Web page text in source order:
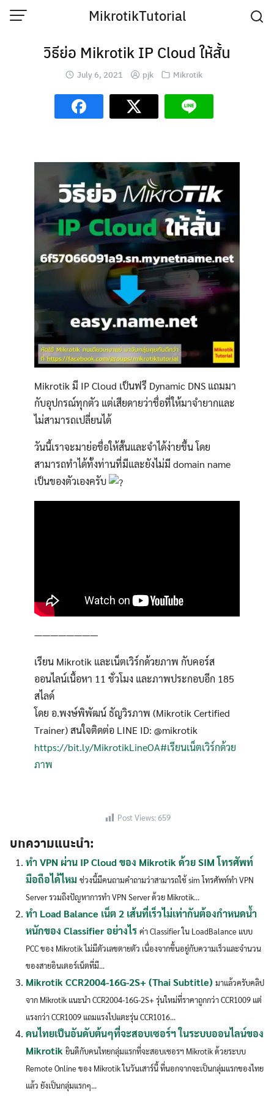
Skip
MikrotikTutorial
Search
วิธีย่อ Mikrotik IP Cloud ให้สั้น
July 6, 2021 pjk Mikrotik
Mikrotik มี IP Cloud เป็นฟรี Dynamic DNS แถมมา
กับอุปกรณ์ทุกตัว แต่เสียดายว่าชื่อที่ให้มาจำยากและ
ไม่สามารถเปลี่ยนได้
วันนี้เราจะมาย่อชื่อให้สั้นและจำได้ง่ายขึ้น โดย
สามารถทำได้ทั้งท่านที่มีและยังไม่มี domain name
เป็นของตัวเองครับ
————————
เรียน Mikrotik และเน็ตเวิร์กด้วยภาพ กับคอร์ส
ออนไลน์เนื้อหา 11 ชั่วโมง และภาพประกอบอีก 185
สไลด์
โดย อ.พงษ์พิพัฒน์ ธัญวิรภาพ (Mikrotik Certified
Trainer) สนใจติดต่อ LINE ID: @mikrotik
https://bit.ly/MikrotikLineOA#เรียนเน็ตเวิร์กด้วย
ภาพ
Post Views:659
บทความแนะนำ:
ทำ VPN ผ่าน IP Cloud ของ Mikrotik ด้วย SIM โทรศัพท์
มือถือได้ไหม ช่วงนี้มีคนถามคำถามว่าสามารถใช้ sim โทรศัพท์ทำ VPN
Server รวมถึงปัญหาการทำ VPN Server ด้วย Mikrotik...
ทำ Load Balance เน็ต 2 เส้นที่เร็วไม่เท่ากันต้องกำหนดน้ำ
หนักของ Classifier อย่างไร ค่า Classifier ใน LoadBalance แบบ
PCC ของ Mikrotik ไม่มีตัวเลขตายตัว เนื่องจากขึ้นอยู่กับความเร็วและจำนวน
ของสายอินเตอร์เน็ตที่มี...
Mikrotik CCR2004-16G-2S+ (Thai Subtitle) มาแล้วครับคลิป
จาก Mikrotik แนะนำ CCR2004-16G-2S+ รุ่นใหม่ที่ราคาถูกกว่า CCR1009 แต่
แรงกว่า CCR1009 แถมแรงไปแตะรุ่น CCR1016...
คนไทยเป็นอันดับต้นๆที่จะสอบเซอร์ฯ ในระบบออนไลน์ของ
Mikrotik ยินดีกับคนไทยกลุ่มแรกที่จะสอบเซอรฯ Mikrotik ด้วยระบบ
Remote Online ของ Mikrotik ในวันเสาร์นี้ ที่นอกจากจะเป็นกลุ่มแรกของไทย
แล้ว ยังเป็นกลุ่มแรกๆ...